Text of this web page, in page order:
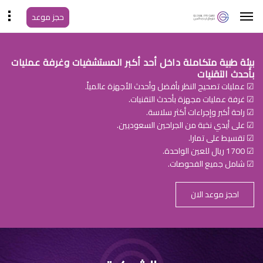
حجز موعد
بيئة طبية متكاملة داخل أحد أكبر المستشفيات وغرفة عمليات
بأحدث التقنيات
☑ عمليات تصحيح النظر بأفضل وأحدث الأجهزة عالمياً.
☑ غرفة عمليات مجهزة بأحدث التقنيات.
☑ راحة أكبر وإجراءات أكثر سلاسة.
☑ على أيدي نخبة من الجراحين السعوديين.
☑ تقسيط على تمارا.
☑ 1700 ريال للعين الواحدة.
☑ شامل جميع الفحوصات.
احجز موعد الان